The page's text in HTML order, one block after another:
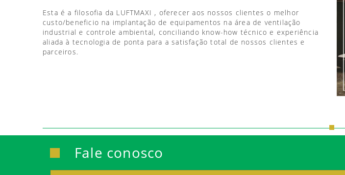
Esta é a filosofia da LUFTMAXI , oferecer aos nossos clientes o melhor
custo/beneficio na implantação de equipamentos na área de ventilação
industrial e controle ambiental, conciliando know-how técnico e experiência
aliada à tecnologia de ponta para a satisfação total de nossos clientes e
parceiros.
Fale conosco